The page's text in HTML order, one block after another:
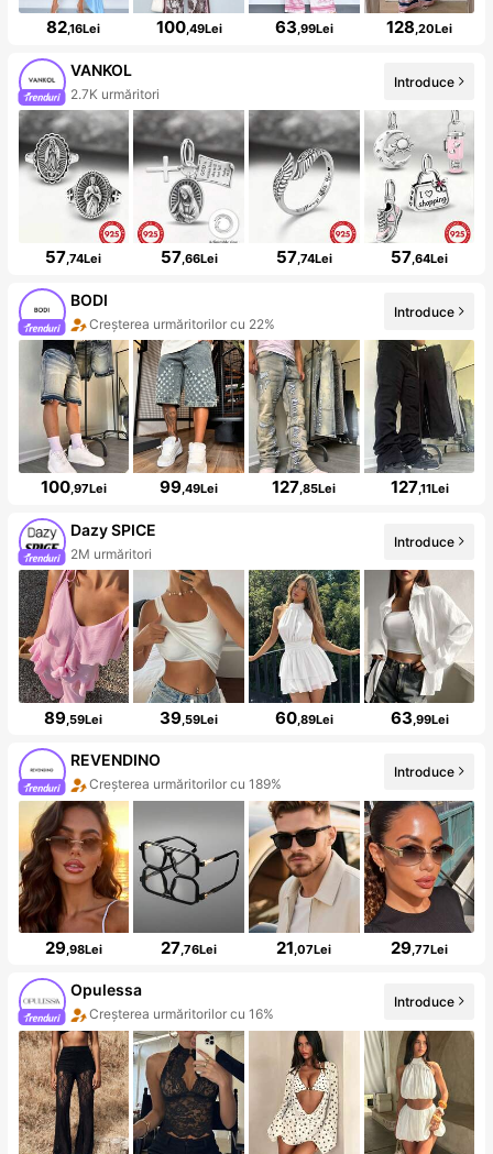
82,16Lei 100,49Lei 63,99Lei 128,20Lei
VANKOL
2.7K urmăritori
Introduce
57,74Lei 57,66Lei 57,74Lei 57,64Lei
BODI
Creșterea urmăritorilor cu 22%
Introduce
100,97Lei 99,49Lei 127,85Lei 127,11Lei
Dazy SPICE
2M urmăritori
Introduce
89 ,59Lei 39 ,59Lei 60,89Lei 63 ,99Lei
REVENDINO
Creșterea urmăritorilor cu 189%
Introduce
29,98Lei 27 ,76Lei 21 ,07Lei 29 ,77Lei
Opulessa
Creșterea urmăritorilor cu 16%
Introduce